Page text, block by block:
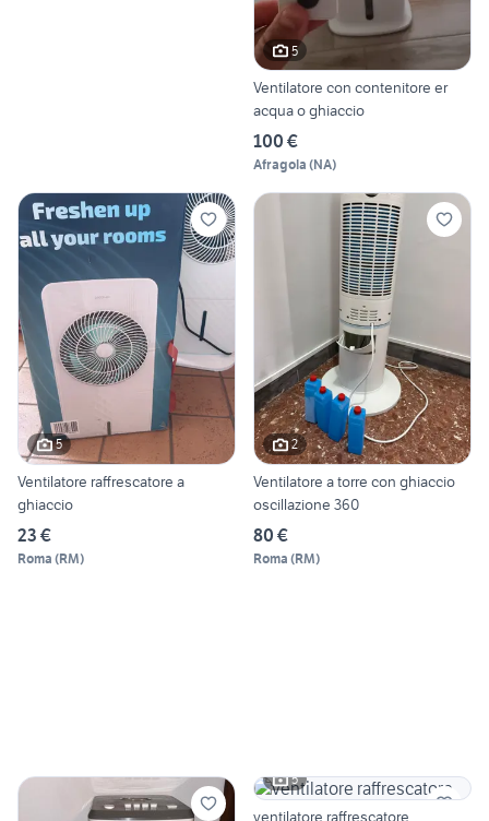
5
Ventilatore con contenitore er
acqua o ghiaccio
100 €
Afragola (NA)
5
Ventilatore raffrescatore a
ghiaccio
23 €
Roma (RM)
2
Ventilatore a torre con ghiaccio
oscillazione 360
80 €
Roma (RM)
5
ventilatore raffrescatore